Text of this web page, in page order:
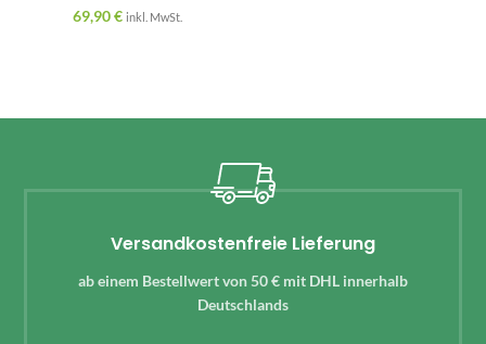
69,90€ inkl. MwSt.
Versandkostenfreie Lieferung
ab einem Bestellwert von 50 € mit DHL innerhalb
Deutschlands